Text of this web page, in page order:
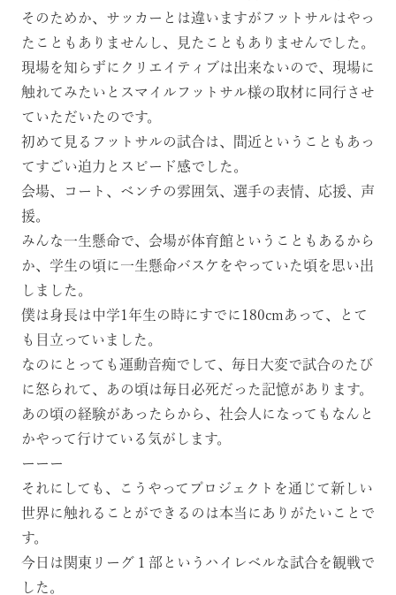
そのためか、サッカーとは違いますがフットサルはやっ
たこともありませんし、見たこともありませんでした。
現場を知らずにクリエイティブは出来ないので、現場に
触れてみたいと スマイルフットサル様の取材に同行させ
ていただいたのです。
初めて見るフットサルの試合は、間近ということもあっ
てすごい迫力とスピード感でした。
会場、コート、ベンチの雰囲気、選手の表情、応援、声
援。
みんな一生懸命で、会場が体育館ということもあるから
か、学生の頃に一生懸命バスケをやっていた頃を思い出
しました。
僕は身長は中学1年生の時にすでに180cmあって、とて
も目立っていました。
なのにとっても運動音痴でして、毎日大変で試合のたび
に怒られて、あの頃は毎日必死だった記憶があります。
あの頃の経験があったらから、社会人になってもなんと
かやって行けている気がします。
ーーー
それにしても、こうやってプロジェクトを通じて新しい
世界に触れることができるのは本当にありがたいことで
す。
今日は関東リーグ１部というハイレベルな試合を観戦で
した。